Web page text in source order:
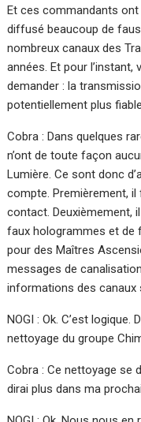
Et ces commandants
diffusé beaucoup de
nombreux canaux des
années. Et pour
demander : la
potentiellement plus
Cobra : Dans quelques
n’ont de toute façon
Lumière. Ce sont donc
compte. Premièrement,
contact. Deuxièmement,
faux hologrammes et de
pour des Maîtres
messages de
informations des canaux
NOGI : Ok. C’est
nettoyage du groupe
Cobra : Ce nettoyage se
dirai plus dans ma